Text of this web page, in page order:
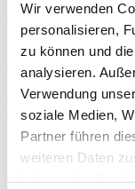
Wir verwenden
personalisieren,
zu können und
analysieren.
Verwendung
soziale Medien,
Partner führen
weiteren Daten
entscheidet,
überzeugen,
der Szene,
Verfügung.
Anmeldungen
der Rosenau